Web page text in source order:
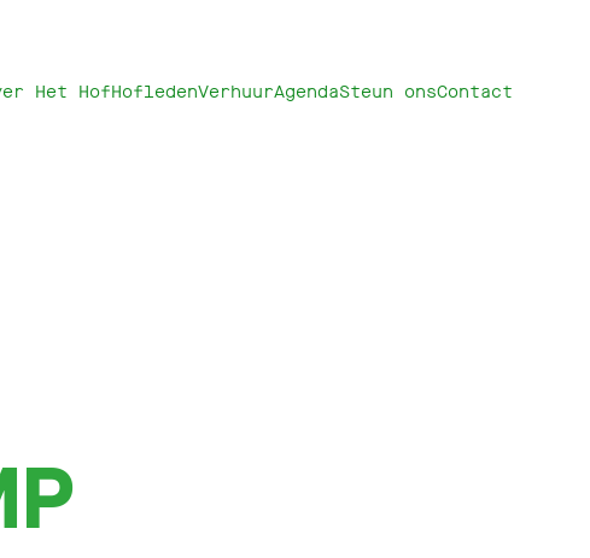
Het HofHofledenVerhuurAgendaSteun onsContact